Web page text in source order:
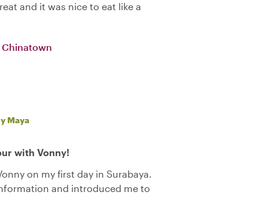
and it was nice to eat like a
Chinatown
Maya
with Vonny!
on my first day in Surabaya.
and introduced me to